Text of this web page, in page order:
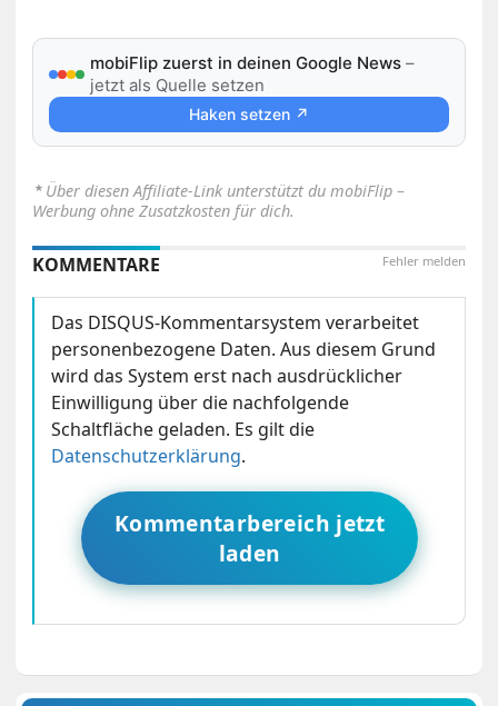
mobiFlip zuerst in deinen Google News –
jetzt als Quelle setzen
Haken setzen ↗
⋆ Über diesen Affiliate-Link unterstützt du mobiFlip –
Werbung ohne Zusatzkosten für dich.
Fehler melden
KOMMENTARE
Das DISQUS-Kommentarsystem verarbeitet
personenbezogene Daten. Aus diesem Grund
wird das System erst nach ausdrücklicher
Einwilligung über die nachfolgende
Schaltfläche geladen. Es gilt die
Datenschutzerklärung.
Kommentarbereich jetzt
laden